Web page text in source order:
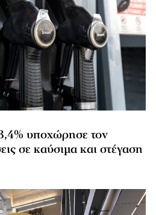
υποχώρησε τον
σε καύσιμα και στέγαση